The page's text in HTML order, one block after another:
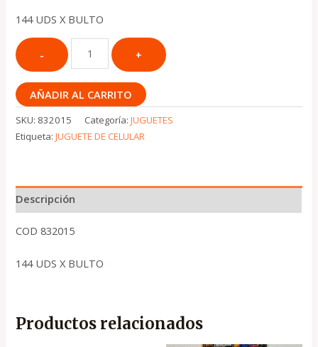
144 UDS X BULTO
AÑADIR AL CARRITO
SKU: 832015 Categoría:JUGUETES
Etiqueta:JUGUETE DE CELULAR
Descripción
COD 832015
144 UDS X BULTO
Productos relacionados